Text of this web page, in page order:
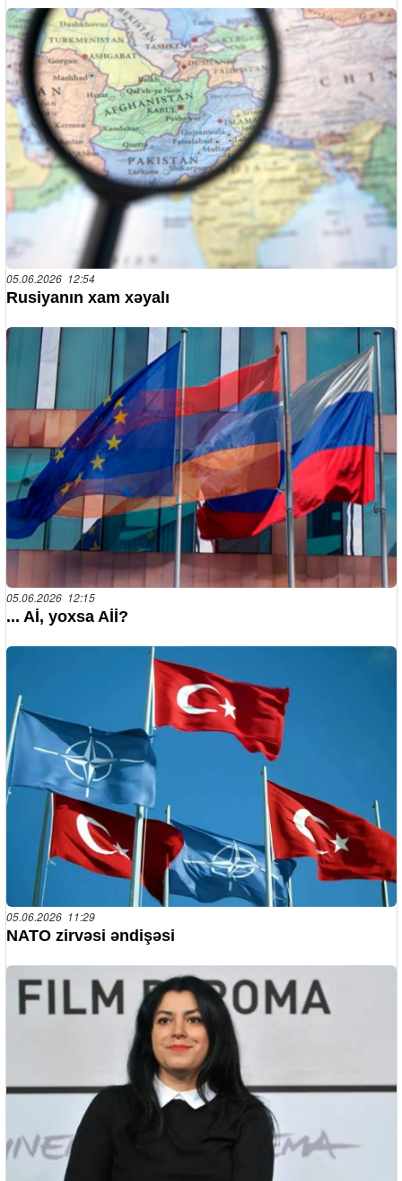
05.06.2026 12:54
Rusiyanın xam xəyalı
05.06.2026 12:15
... Aİ, yoxsa Aİİ?
05.06.2026 11:29
NATO zirvəsi əndişəsi